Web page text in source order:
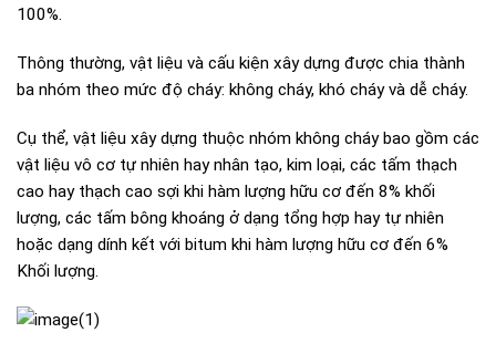
100%.
Thông thường, vật liệu và cấu kiện xây dựng được chia thành
ba nhóm theo mức độ cháy: không cháy, khó cháy và dễ cháy.
Cụ thể, vật liệu xây dựng thuộc nhóm không cháy bao gồm các
vật liệu vô cơ tự nhiên hay nhân tạo, kim loại, các tấm thạch
cao hay thạch cao sợi khi hàm lượng hữu cơ đến 8% khối
lượng, các tấm bông khoáng ở dạng tổng hợp hay tự nhiên
hoặc dạng dính kết với bitum khi hàm lượng hữu cơ đến 6%
Khối lượng.